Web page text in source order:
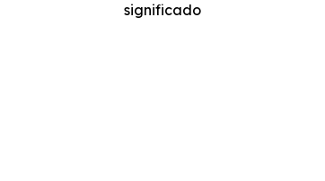
significado